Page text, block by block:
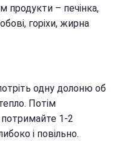
продукти – печінка,
горіхи, жирна
одну долоню об
Потім
потримайте 1-2
і повільно.